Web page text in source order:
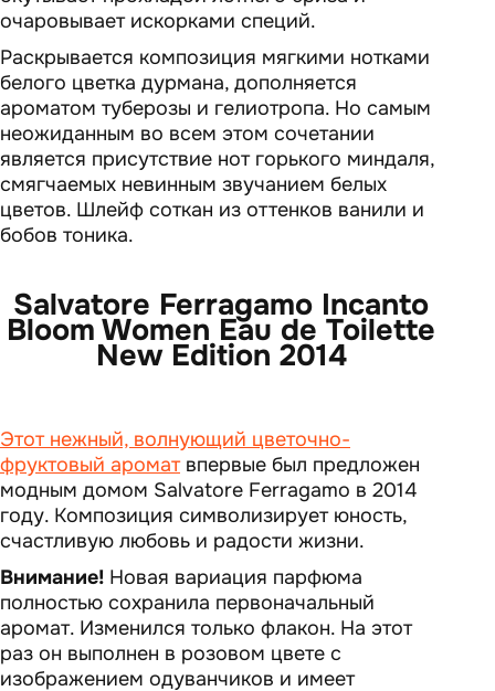
очаровывает искорками специй.
Раскрывается композиция мягкими нотками
белого цветка дурмана, дополняется
ароматом туберозы и гелиотропа. Но самым
неожиданным во всем этом сочетании
является присутствие нот горького миндаля,
смягчаемых невинным звучанием белых
цветов. Шлейф соткан из оттенков ванили и
бобов тоника.
Salvatore Ferragamo Incanto
Bloom Women Eau de Toilette
New Edition 2014
Этот нежный, волнующий цветочно-
фруктовый ароматвпервые был предложен
модным домом Salvatore Ferragamo в 2014
году. Композиция символизирует юность,
счастливую любовь и радости жизни.
Внимание! Новая вариация парфюма
полностью сохранила первоначальный
аромат. Изменился только флакон. На этот
раз он выполнен в розовом цвете с
изображением одуванчиков и имеет